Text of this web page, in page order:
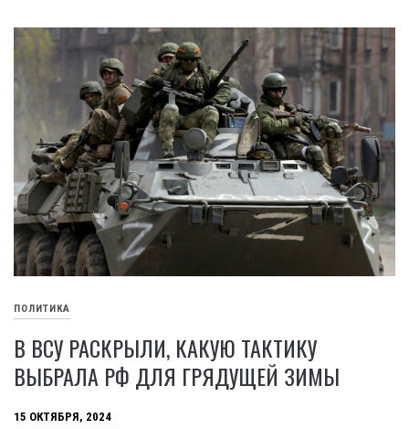
ПОЛИТИКА
В ВСУ РАСКРЫЛИ, КАКУЮ ТАКТИКУ
ВЫБРАЛА РФ ДЛЯ ГРЯДУЩЕЙ ЗИМЫ
15 ОКТЯБРЯ, 2024